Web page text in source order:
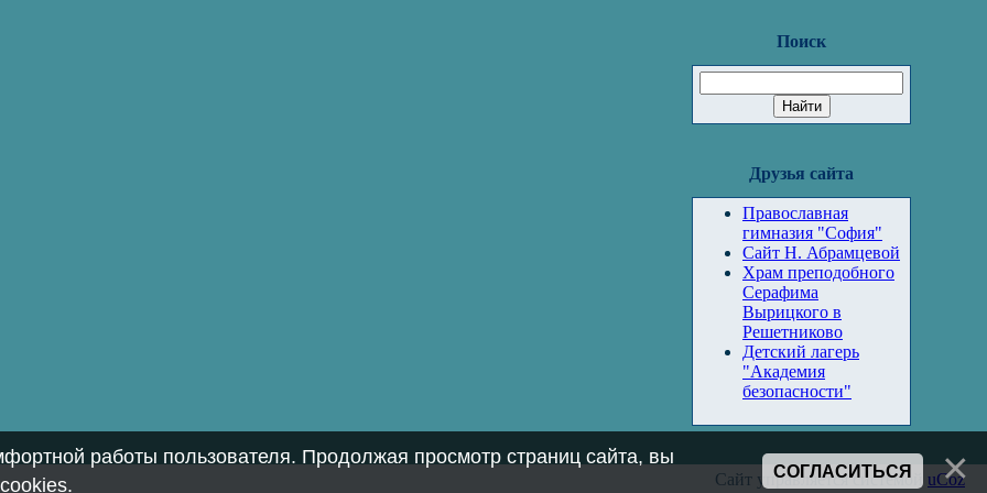
Поиск
Друзья сайта
Православная
гимназия "София"
Сайт Н. Абрамцевой
Храм преподобного
Серафима
Вырицкого в
Решетниково
Детский лагерь
"Академия
безопасности"
Сайт управляется системой uCoz
работы пользователя. Продолжая просмотр страниц сайта, вы
.
СОГЛАСИТЬСЯ